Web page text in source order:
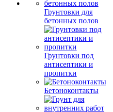
Грунтовки для
бетонных полов
Грунтовки под
антисептики и
пропитки
Бетоноконтакты